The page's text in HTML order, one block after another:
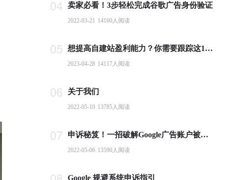
04 卖家必看！3步轻松完成谷歌广告身份验证
2022-03-21 14160人阅读
05 想提高自建站盈利能力？你需要跟踪这10个基本电商指标
2023-04-28 14117人阅读
06 关于我们
2022-05-10 13785人阅读
07 申诉秘笈！一招破解Google广告账户被封难题
2022-05-06 13590人阅读
Google 规避系统申诉指引